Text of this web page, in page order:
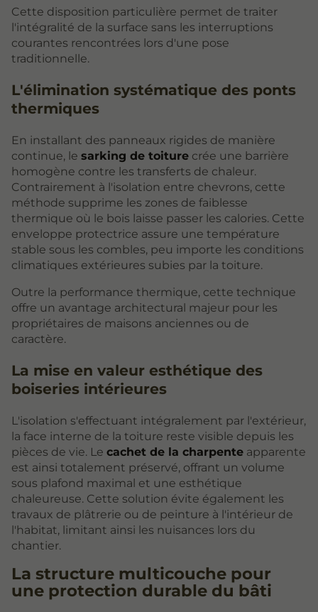
Cette disposition particulière permet de traiter
l'intégralité de la surface sans les interruptions
courantes rencontrées lors d'une pose
traditionnelle.
L'élimination systématique des ponts
thermiques
En installant des panneaux rigides de manière
continue, le sarking de toiture crée une barrière
homogène contre les transferts de chaleur.
Contrairement à l'isolation entre chevrons, cette
méthode supprime les zones de faiblesse
thermique où le bois laisse passer les calories. Cette
enveloppe protectrice assure une température
stable sous les combles, peu importe les conditions
climatiques extérieures subies par la toiture.
Outre la performance thermique, cette technique
offre un avantage architectural majeur pour les
propriétaires de maisons anciennes ou de
caractère.
La mise en valeur esthétique des
boiseries intérieures
L'isolation s'effectuant intégralement par l'extérieur,
la face interne de la toiture reste visible depuis les
pièces de vie. Le cachet de la charpente apparente
est ainsi totalement préservé, offrant un volume
sous plafond maximal et une esthétique
chaleureuse. Cette solution évite également les
travaux de plâtrerie ou de peinture à l'intérieur de
l'habitat, limitant ainsi les nuisances lors du
chantier.
La structure multicouche pour
une protection durable du bâti